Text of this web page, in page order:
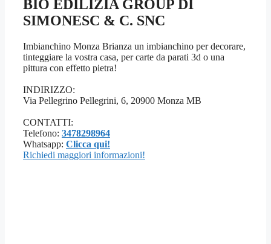
BIO EDILIZIA GROUP DI
SIMONESC & C. SNC
Imbianchino Monza Brianza un imbianchino per decorare,
tinteggiare la vostra casa, per carte da parati 3d o una
pittura con effetto pietra!
INDIRIZZO:
Via Pellegrino Pellegrini, 6, 20900 Monza MB
CONTATTI:
Telefono: 3478298964
Whatsapp: Clicca qui!
Richiedi maggiori informazioni!